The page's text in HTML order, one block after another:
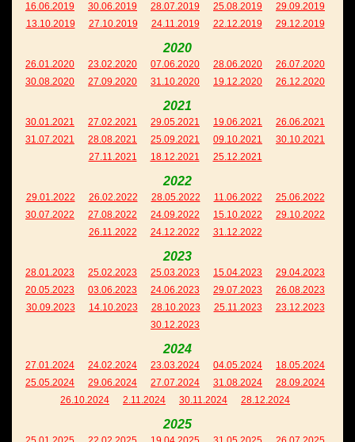
16.06.2019
30.06.2019 28.07.2019 25.08.2019
29.09.2019
13.10.2019
27.10.2019 24.11.2019 22.12.2019 29.12.2019
2020
26.01.2020 23.02.2020 07.06.2020 28.06.2020
26.07.2020
30.08.2020
27.09.2020 31.10.2020 19.12.2020 26.12.2020
2021
30.01.2021 27.02.2021 29.05.2021 19.06.2021
26.06.2021
31.07.2021
28.08.2021 25.09.2021 09.10.2021
30.10.2021
27.11.2021
18.12.2021 25.12.2021
2022
29.01.2022 26.02.2022 28.05.2022 11.06.2022
25.06.2022
30.07.2022
27.08.2022 24.09.2022 15.10.2022
29.10.2022
26.11.2022
24.12.2022 31.12.2022
2023
28.01.2023 25.02.2023 25.03.2023 15.04.2023
29.04.2023
20.05.2023
03.06.2023 24.06.2023 29.07.2023
26.08.2023
30.09.2023
14.10.2023 28.10.2023 25.11.2023
23.12.2023
30.12.2023
2024
27.01.2024 24.02.2024 23.03.2024 04.05.2024
18.05.2024
25.05.2024
29.06.2024 27.07.2024 31.08.2024
28.09.2024
26.10.2024
2.11.2024 30.11.2024 28.12.2024
2025